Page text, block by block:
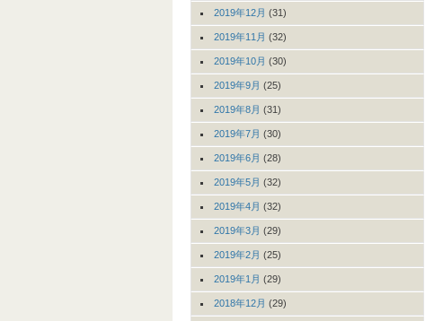
2019年12月 (31)
2019年11月 (32)
2019年10月 (30)
2019年9月 (25)
2019年8月 (31)
2019年7月 (30)
2019年6月 (28)
2019年5月 (32)
2019年4月 (32)
2019年3月 (29)
2019年2月 (25)
2019年1月 (29)
2018年12月 (29)